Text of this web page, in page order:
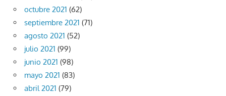
octubre 2021 (62)
septiembre 2021 (71)
agosto 2021 (52)
julio 2021 (99)
junio 2021 (98)
mayo 2021 (83)
abril 2021 (79)